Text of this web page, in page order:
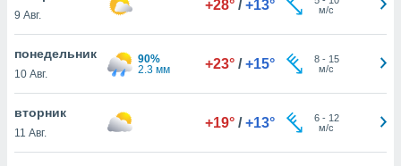
действия
рекламу
9 Авг.
+28° / +13°
м/с
понедельник
10 Авг.
90%
2.3 мм
+23° / +15° 8- 15
м/с
вторник
11 Авг.
+19° / +13° 6- 12
м/с